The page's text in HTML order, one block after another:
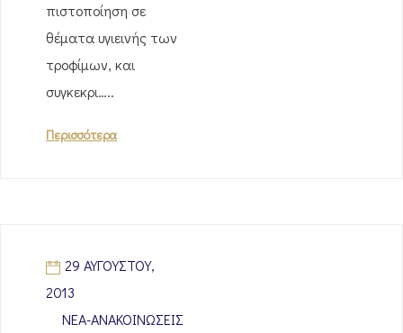
πιστοποίηση σε
θέματα υγιεινής των
τροφίμων, και
συγκεκρι…..
Περισσότερα
29 ΑΥΓΟΎΣΤΟΥ,
2013
ΝΈΑ-ΑΝΑΚΟΙΝΏΣΕΙΣ